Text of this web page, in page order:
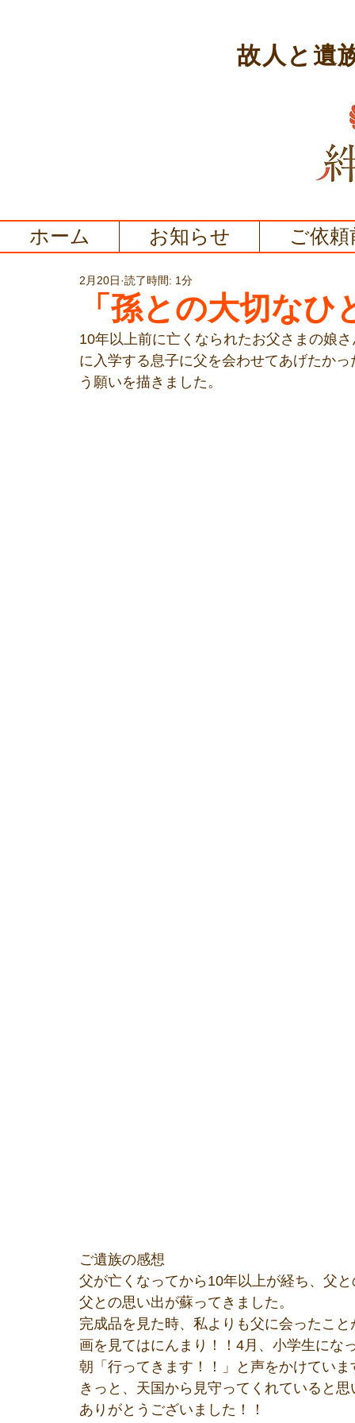
故人と遺
ホーム お知らせ ご依
「孫との大切なひ
2月20日 読了時間: 1分
10年以上前に亡くなられたお父さまの娘
に入学する息子に父を会わせてあげたか
う願いを描きました。
ご遺族の感想
父が亡くなってから10年以上が経ち、父
父との思い出が蘇ってきました。
完成品を見た時、私よりも父に会ったこ
画を見てはにんまり！！4月、小学生にな
朝「行ってきます！！」と声をかけていま
きっと、天国から見守ってくれていると思
ありがとうございました！！